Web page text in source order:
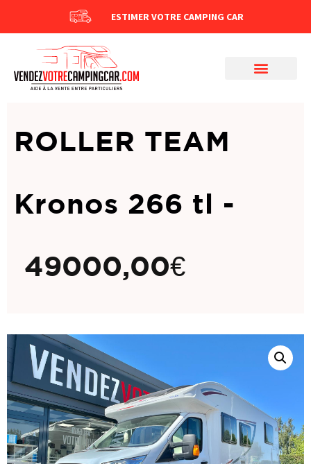
ESTIMER VOTRE CAMPING CAR
ROLLER TEAM
Kronos 266 tl -
49000,00€